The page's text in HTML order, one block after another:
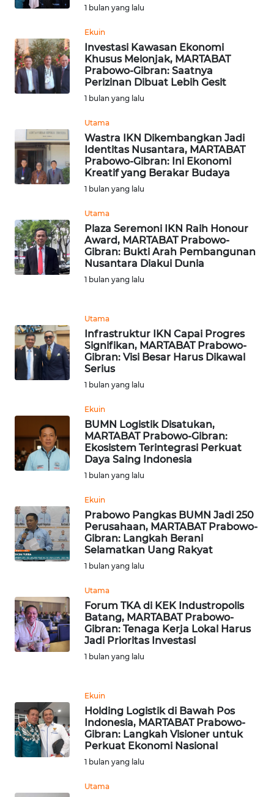
1 bulan yang lalu
Ekuin
Investasi Kawasan Ekonomi
Khusus Melonjak, MARTABAT
Prabowo-Gibran: Saatnya
Perizinan Dibuat Lebih Gesit
1 bulan yang lalu
Utama
Wastra IKN Dikembangkan Jadi
Identitas Nusantara, MARTABAT
Prabowo-Gibran: Ini Ekonomi
Kreatif yang Berakar Budaya
1 bulan yang lalu
Utama
Plaza Seremoni IKN Raih Honour
Award, MARTABAT Prabowo-
Gibran: Bukti Arah Pembangunan
Nusantara Diakui Dunia
1 bulan yang lalu
Utama
Infrastruktur IKN Capai Progres
Signifikan, MARTABAT Prabowo-
Gibran: Visi Besar Harus Dikawal
Serius
1 bulan yang lalu
Ekuin
BUMN Logistik Disatukan,
MARTABAT Prabowo-Gibran:
Ekosistem Terintegrasi Perkuat
Daya Saing Indonesia
1 bulan yang lalu
Ekuin
Prabowo Pangkas BUMN Jadi 250
Perusahaan, MARTABAT Prabowo-
Gibran: Langkah Berani
Selamatkan Uang Rakyat
1 bulan yang lalu
Utama
Forum TKA di KEK Industropolis
Batang, MARTABAT Prabowo-
Gibran: Tenaga Kerja Lokal Harus
Jadi Prioritas Investasi
1 bulan yang lalu
Ekuin
Holding Logistik di Bawah Pos
Indonesia, MARTABAT Prabowo-
Gibran: Langkah Visioner untuk
Perkuat Ekonomi Nasional
1 bulan yang lalu
Utama
SUMBAR
WN
SUMSEL
BENGKULU
WN
LAMPUNG
JATENG
WN
NUSANTARA
WN
JATIM
WN
KALBAR
WN
KALTARA
WN
KALTIM
WN
GORONTALO
WN